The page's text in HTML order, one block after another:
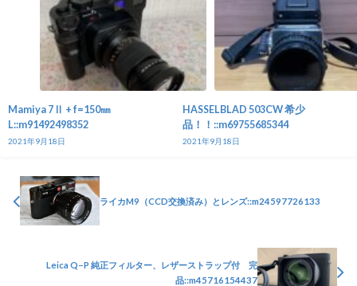
Mamiya 7Ⅱ + f=150㎜
L::m91492498352
2021年9月18日
HASSELBLAD 503CW 希少
品！！::m69755685344
2021年9月18日
ライカM9（CCD交換済み）とレンズ::m24597726133
Leica Q−P 純正フィルター、レザーストラップ付 完
品::m45716154437